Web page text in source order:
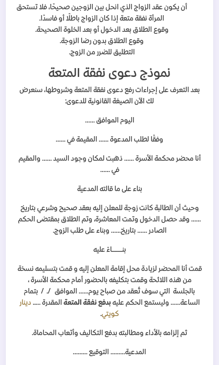
أن يكون عقد الزواج الذي انحل بين الزوجين صحيحًا، فلا تستحق
المرأة نفقة متعة إذا كان الزواج باطلًا أو فاسدًا.
وقوع الطلاق بعد الدخول أو بعد الخلوة الصحيحة.
وقوع الطلاق بدون رضا الزوجة.
التطليق للضرر من الزوج.
نموذج دعوى نفقة المتعة
بعد التعرف على إجراءات رفع دعوى نفقة المتعة وشروطها، سنعرض
لك الآن الصيغة القانونية للدعوى:
اليوم الموافق ……
وفقًا لطلب المدعوة …… المقيمة في ……
أنا محضر محكمة الأسرة …… ذهبت لمكان وجود السيد …… والمقيم
في ……
بناء على ما قالته المدعية
وحيث أن الطالبة كانت زوجة للمعلن إليه بعقد صحيح وشرعي بتاريخ
…… وقد حصل الدخول وتمت المعاشرة، وتم الطلاق بمقتضى الحكم
الصادر …… بتاريخ…… وبناء على طلب الزوج.
بنـــــــاءً عليه
قمت أنا المحضر لزيادة محل إقامة المعلن إليه و قمت بتسليمه نسخة
من هذه اللائحة وقمت بتكليفه بالحضور أمام محكمة الأسرة ،
بالجلسة التي سوف تُعقد من صباح يوم…… الموافق /. / بتمام
الساعة…… وليستمع الحكم عليهبدفع نفقة المتعة المقدرة ….. دينار
كويتي.
ثم إلزامه بالأداء ومطالبته بدفع التكاليف وأتعاب المحاماة.
المدعية……… التوقيع ………